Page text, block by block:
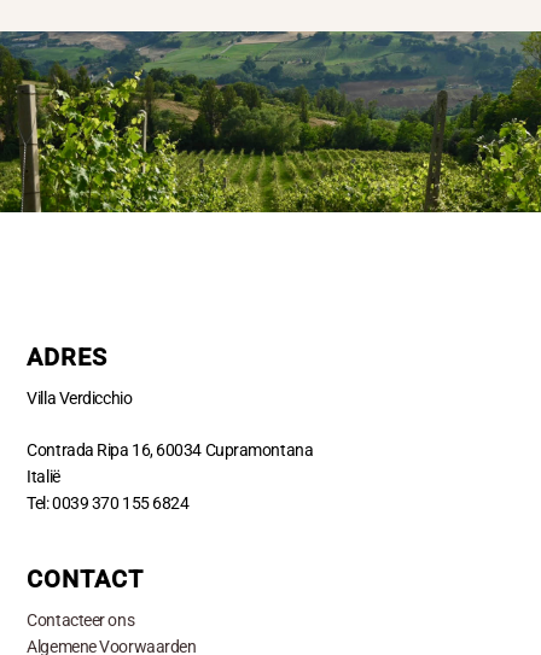
ADRES
Villa Verdicchio
Contrada Ripa 16, 60034 Cupramontana
Italië
Tel: 0039 370 155 6824
CONTACT
Contacteer ons
Algemene Voorwaarden